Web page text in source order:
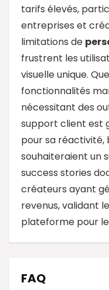
tarifs élevés,
entreprises et
limitations de
frustrent les
visuelle unique.
fonctionnalités
nécessitant des
support client est
pour sa réactivité,
souhaiteraient un
success stories
créateurs ayant
revenus, validant
plateforme pour
FAQ